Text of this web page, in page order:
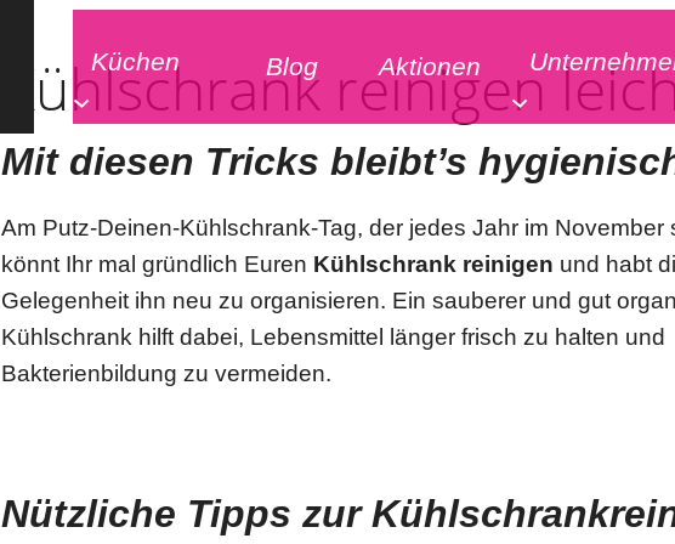
Küchen Blog Aktionen
Kühlschrank reinigen
Mit diesen Tricks bleibt’s
Am Putz-Deinen-Kühlschrank-Tag, der jedes Jahr im November
könnt Ihr mal gründlich Euren Kühlschrank reinigen und habt
Gelegenheit ihn neu zu organisieren. Ein sauberer und gut
Kühlschrank hilft dabei, Lebensmittel länger frisch zu halten und
Bakterienbildung zu vermeiden.
Nützliche Tipps zur